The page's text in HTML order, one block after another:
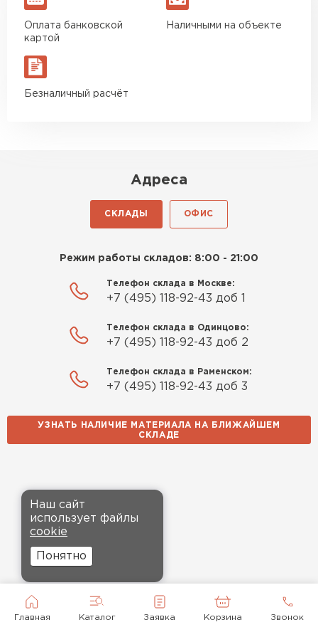
Главная Каталог Заявка Корзина Звонок
Оплата банковской
картой
Наличными на объекте
Безналичный расчёт
Адреса
СКЛАДЫ ОФИС
Режим работы складов: 8:00 - 21:00
Телефон склада в Москве:
+7 (495) 118-92-43 доб 1
Телефон склада в Одинцово:
+7 (495) 118-92-43 доб 2
Телефон склада в Раменском:
+7 (495) 118-92-43 доб 3
УЗНАТЬ НАЛИЧИЕ МАТЕРИАЛА НА БЛИЖАЙШЕМ
СКЛАДЕ
Наш сайт
использует файлы
cookie
Понятно